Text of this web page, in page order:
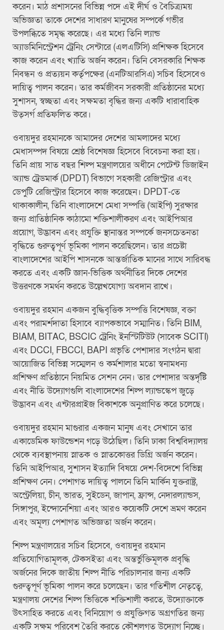
করেন। মাঠ প্রশাসনের বিভিন্ন পদে এই দীর্ঘ ও বৈচিত্র্যময়
অভিজ্ঞতা তাকে দেশের সাধারণ মানুষের সম্পর্কে গভীর
উপলব্ধিতে সমৃদ্ধ করেছে। এর মধ্যে তিনি ল্যান্ড
অ্যাডমিনিস্ট্রেশন ট্রেনিং সেন্টারে (এলএটিসি) প্রশিক্ষক হিসেবে
কাজ করেন এবং খ্যাতি অর্জন করেন। তিনি বেসরকারি শিক্ষক
নিবন্ধন ও প্রত্যয়ন কর্তৃপক্ষের (এনটিআরসিএ) সচিব হিসেবেও
দায়িত্ব পালন করেন। তার কর্মজীবন সরকারী প্রতিষ্ঠানের মধ্যে
সুশাসন, স্বচ্ছতা এবং সক্ষমতা বৃদ্ধির জন্য একটি ধারাবাহিক
উত্সর্গ প্রতিফলিত করে।
ওবায়দুর রহমানকে আমাদের দেশের আমলাদের মধ্যে
মেধাসম্পদ বিষয়ে শ্রেষ্ঠ বিশেষজ্ঞ হিসেবে বিবেচনা করা হয়।
তিনি প্রায় সাত বছর শিল্প মন্ত্রণালয়ের অধীনে পেটেন্ট ডিজাইন
অ্যান্ড ট্রেডমার্ক (DPDT) বিভাগে সহকারী রেজিস্ট্রার এবং
ডেপুটি রেজিস্ট্রার হিসেবে কাজ করেছেন। DPDT-তে
থাকাকালীন, তিনি বাংলাদেশে মেধা সম্পত্তি (আইপি) সুরক্ষার
জন্য প্রাতিষ্ঠানিক কাঠামো শক্তিশালীকরণ এবং আইপিআর
প্রয়োগ, উদ্ভাবন এবং প্রযুক্তি স্থানান্তর সম্পর্কে জনসচেতনতা
বৃদ্ধিতে গুরুত্বপূর্ণ ভূমিকা পালন করেছিলেন। তার প্রচেষ্টা
বাংলাদেশের আইপি শাসনকে আন্তর্জাতিক মানের সাথে সারিবদ্ধ
করতে এবং একটি জ্ঞান-ভিত্তিক অর্থনীতির দিকে দেশের
উত্তরণকে সমর্থন করতে উল্লেখযোগ্য অবদান রাখে।
ওবায়দুর রহমান একজন বুদ্ধিবৃত্তিক সম্পত্তি বিশেষজ্ঞ, বক্তা
এবং পরামর্শদাতা হিসাবে ব্যাপকভাবে সম্মানিত। তিনি BIM,
BIAM, BITAC, BSCIC ট্রেনিং ইনস্টিটিউট (সাবেক SCITI)
এবং DCCI, FBCCI, BAPI প্রভৃতি পেশাদার সংগঠন দ্বারা
আয়োজিত বিভিন্ন সম্মেলন ও কর্মশালার মতো স্বনামধন্য
প্রশিক্ষণ প্রতিষ্ঠানে নিয়মিত সেশন নেন। তার পেশাদার অন্তর্দৃষ্টি
এবং নীতি উদ্যোগগুলি বাংলাদেশের শিল্প ল্যান্ডস্কেপ জুড়ে
উদ্ভাবন এবং এন্টারপ্রাইজ বিকাশকে অনুপ্রাণিত করে চলেছে।
ওবায়দুর রহমান মাগুরার একজন মানুষ এবং সেখানে তার
একাডেমিক ফাউন্ডেশন গড়ে উঠেছিল। তিনি ঢাকা বিশ্ববিদ্যালয়
থেকে ব্যবস্থাপনায় স্নাতক ও স্নাতকোত্তর ডিগ্রি অর্জন করেন।
তিনি আইপিআর, সুশাসন ইত্যাদি বিষয়ে দেশ-বিদেশে বিভিন্ন
প্রশিক্ষণ নেন। পেশাগত দায়িত্ব পালনে তিনি মার্কিন যুক্তরাষ্ট্র,
অস্ট্রেলিয়া, চীন, ভারত, সুইডেন, জাপান, ফ্রান্স, নেদারল্যান্ডস,
সিঙ্গাপুর, ইন্দোনেশিয়া এবং আরও কয়েকটি দেশে ভ্রমণ করেন
এবং অমূল্য পেশাগত অভিজ্ঞতা অর্জন করেন।
শিল্প মন্ত্রণালয়ের সচিব হিসেবে, ওবায়দুর রহমান
প্রতিযোগিতামূলক, টেকসইতা এবং অন্তর্ভুক্তিমূলক প্রবৃদ্ধি
অর্জনের দিকে জাতীয় শিল্প নীতি পরিচালনার জন্য একটি
গুরুত্বপূর্ণ ভূমিকা পালন করে চলেছেন। তার গতিশীল নেতৃত্বে,
মন্ত্রণালয় দেশের শিল্প ভিত্তিকে শক্তিশালী করতে, উদ্যোক্তাকে
উৎসাহিত করতে এবং বিনিয়োগ ও প্রযুক্তিগত অগ্রগতির জন্য
একটি সক্ষম পরিবেশ তৈরি করতে কৌশলগত উদ্যোগ নিচ্ছে।